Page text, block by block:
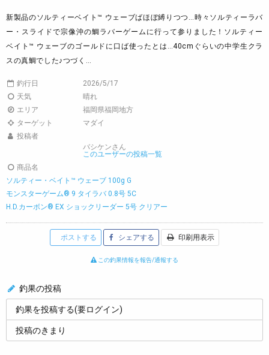
釣果の投稿
釣果を投稿する(要ログイン)
投稿のきまり
新製品のソルティーベイト™ ウェーブばほぼ縛りつつ…時々ソルティーラバ
ー・スライドで宗像沖の鯛ラバーゲームに行って参りました！ソルティー
ベイト™ ウェーブのゴールドに口ば使ったとは…40cmぐらいの中学生クラ
スの真鯛でした♪つづく…
釣行日
2026/5/17
天気
晴れ
エリア
福岡県福岡地方
ターゲット
マダイ
投稿者
バシケンさん
このユーザーの投稿一覧
商品名
ソルティー・ベイト™ ウェーブ 100g G
モンスターゲーム® 9 タイラバ 0.8号 5C
H.D.カーボン® EX ショックリーダー 5号 クリアー
ポストする シェアする 印刷用表示
この釣果情報を報告/通報する